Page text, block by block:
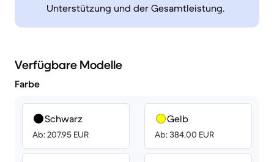
Unterstützung und der Gesamtleistung.
Verfügbare Modelle
Farbe
Schwarz
Ab: 207.95 EUR
Gelb
Ab: 384.00 EUR